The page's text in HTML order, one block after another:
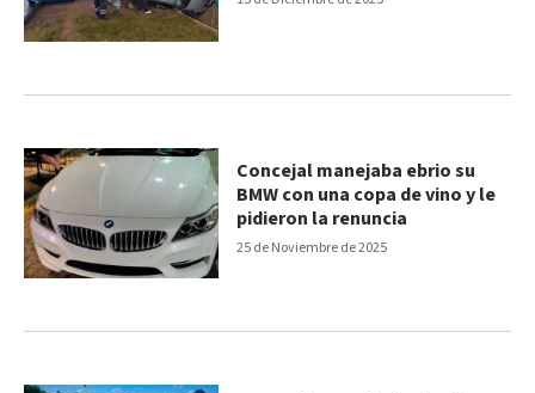
25 de Noviembre de 2025
Concejal manejaba ebrio su
BMW con una copa de vino y le
pidieron la renuncia